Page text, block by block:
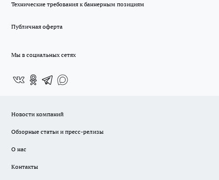
Технические требования к баннерным позициям
Публичная оферта
Мы в социальных сетях
Новости компаний
Обзорные статьи и пресс-релизы
О нас
Контакты